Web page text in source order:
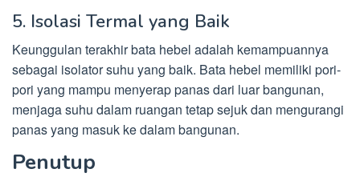
5. Isolasi Termal yang Baik
Keunggulan terakhir bata hebel adalah kemampuannya
sebagai isolator suhu yang baik. Bata hebel memiliki pori-
pori yang mampu menyerap panas dari luar bangunan,
menjaga suhu dalam ruangan tetap sejuk dan mengurangi
panas yang masuk ke dalam bangunan.
Penutup